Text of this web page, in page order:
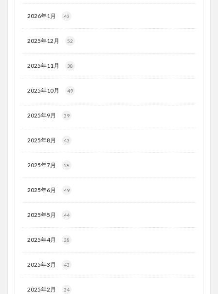
2026年1月 43
2025年12月 52
2025年11月 38
2025年10月 49
2025年9月 39
2025年8月 43
2025年7月 58
2025年6月 49
2025年5月 44
2025年4月 38
2025年3月 43
2025年2月 34